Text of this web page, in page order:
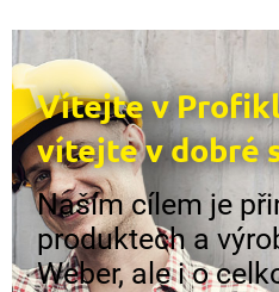
Vítejte v
vítejte v dobré
Naším cílem je
produktech a
Weber, ale i o